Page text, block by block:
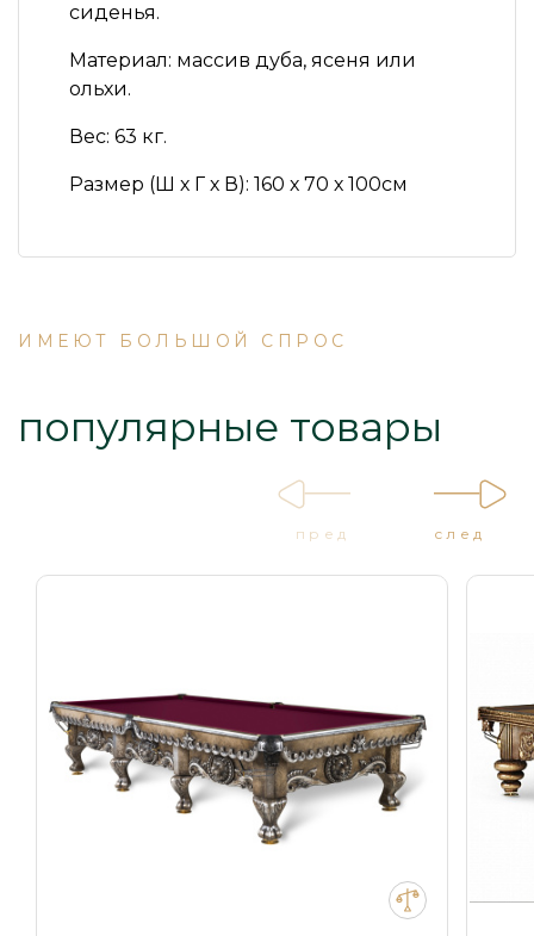
сиденья.
Материал: массив дуба, ясеня или
ольхи.
Вес: 63 кг.
Размер (Ш х Г х В): 160 х 70 х 100см
ИМЕЮТ БОЛЬШОЙ СПРОС
популярные товары
пред след